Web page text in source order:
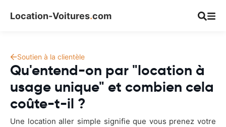
Location-Voitures.com
Soutien à la clientèle
Qu'entend-on par "location à
usage unique" et combien cela
coûte-t-il ?
Une location aller simple signifie que vous prenez votre